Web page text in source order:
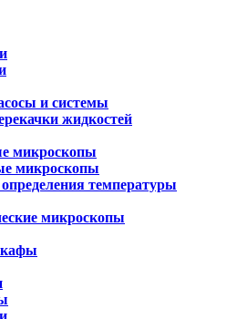
и системы
жидкостей
микроскопы
микроскопы
температуры
микроскопы